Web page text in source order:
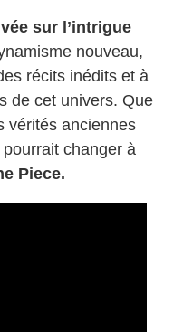
sur l’intrigue
nouveau,
récits inédits et à
de cet univers. Que
vérités anciennes
changer à
Piece.